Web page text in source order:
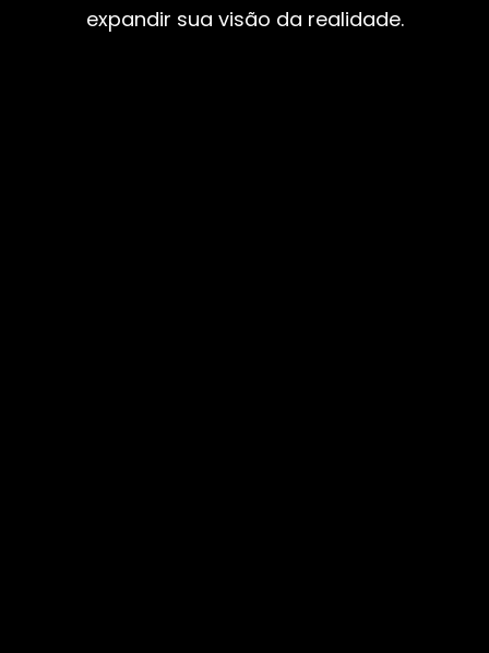
expandir sua visão da realidade.